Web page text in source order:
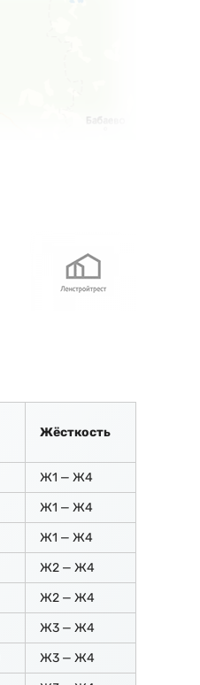
Жёсткость
Ж1 — Ж4
Ж1 — Ж4
Ж1 — Ж4
Ж2 — Ж4
Ж2 — Ж4
Ж3 — Ж4
Ж3 — Ж4